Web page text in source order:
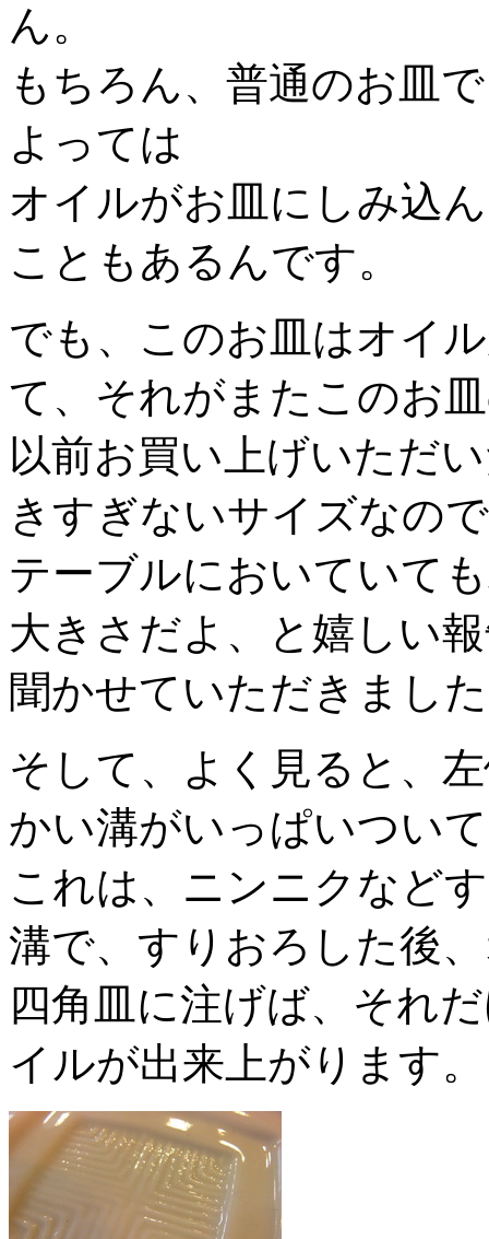
ん。
もちろん、普通のお皿
よっては
オイルがお皿にしみ込
こともあるんです。
でも、このお皿はオイ
て、それがまたこのお
以前お買い上げいただ
きすぎないサイズなの
テーブルにおいていて
大きさだよ、と嬉しい
聞かせていただきまし
そして、よく見ると、
かい溝がいっぱいつい
これは、ニンニクなど
溝で、すりおろした後
四角皿に注げば、それ
イルが出来上がります。